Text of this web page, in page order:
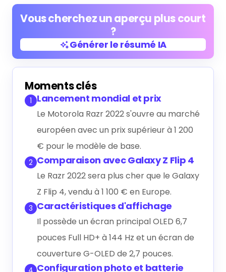
Vous cherchez un aperçu plus court
?
Générer le résumé IA
Générer le résumé IA
Moments clés
1 Lancement mondial et prix
Le Motorola Razr 2022 s'ouvre au marché
européen avec un prix supérieur à 1 200
€ pour le modèle de base.
2 Comparaison avec Galaxy Z Flip 4
Le Razr 2022 sera plus cher que le Galaxy
Z Flip 4, vendu à 1 100 € en Europe.
3 Caractéristiques d'affichage
Il possède un écran principal OLED 6,7
pouces Full HD+ à 144 Hz et un écran de
couverture G-OLED de 2,7 pouces.
Configuration photo et batterie